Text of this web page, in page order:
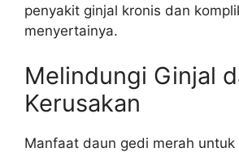
penyakit ginjal kronis dan
menyertainya.
Melindungi Ginjal
Kerusakan
Manfaat daun gedi merah